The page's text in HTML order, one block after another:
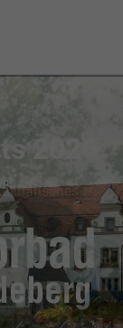
2026
zu